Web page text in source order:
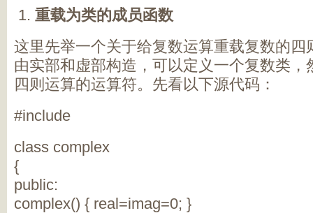
重载为类的成员函数
这里先举一个关于给复数运算重载复数的四
由实部和虚部构造，可以定义一个复数类，
四则运算的运算符。先看以下源代码：
#include
class complex
{
public:
complex() { real=imag=0; }